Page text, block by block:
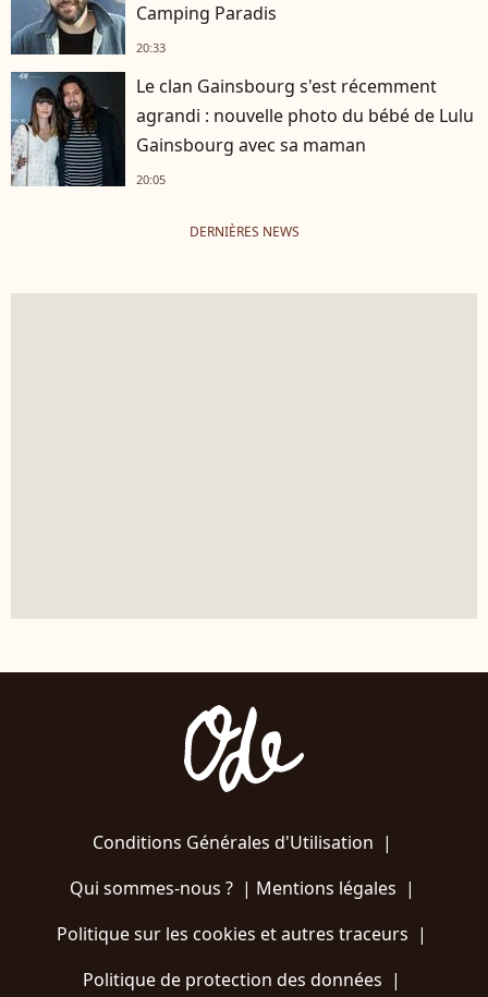
Camping Paradis
20:33
Le clan Gainsbourg s'est récemment
agrandi : nouvelle photo du bébé de Lulu
Gainsbourg avec sa maman
20:05
DERNIÈRES NEWS
Conditions Générales d'Utilisation |
Qui sommes-nous ?| Mentions légales |
Politique sur les cookies et autres traceurs |
Politique de protection des données |